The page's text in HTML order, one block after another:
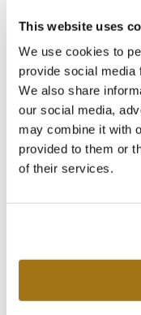
This website uses
We use cookies to
provide social media
We also share
our social media,
may combine it with
provided to them or
of their services.